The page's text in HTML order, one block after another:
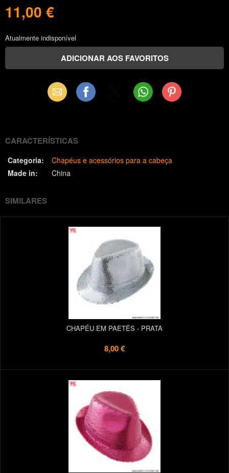
11,00 €
Atualmente indisponível
Email Facebook WhatsAppPinterest
CARACTERÍSTICAS
Categoria:
Chapéus e acessórios para a cabeça
Made in:
China
SIMILARES
CHAPÉU EM PAETÊS - PRATA
8,00 €